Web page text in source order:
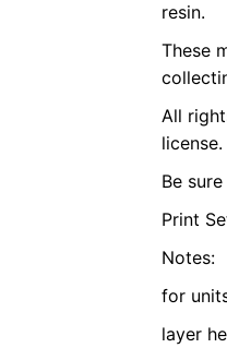
resin.
These
All
Be
Print
Notes:
for
layer